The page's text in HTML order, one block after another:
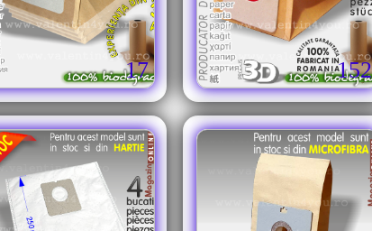
17 152